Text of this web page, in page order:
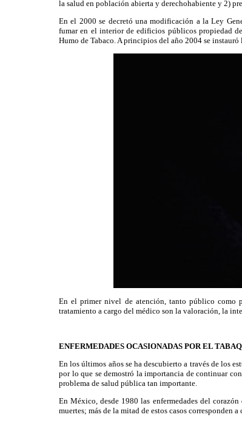
la salud en población abierta y derechohabiente y 2)
En el 2000 se decretó una modificación a la Ley
fumar en el interior de edificios públicos propiedad
Humo de Tabaco. A principios del año 2004 se
En el primer nivel de atención, tanto público como
tratamiento a cargo del médico son la valoración, la
ENFERMEDADES OCASIONADAS POR EL
En los últimos años se ha descubierto a través de los
por lo que se demostró la importancia de continuar
problema de salud pública tan importante.
En México, desde 1980 las enfermedades del
muertes; más de la mitad de estos casos corresponden